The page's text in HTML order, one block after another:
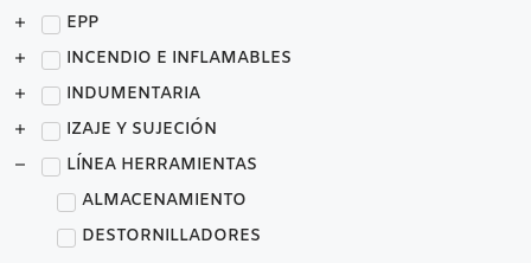
EPP
INCENDIO E INFLAMABLES
INDUMENTARIA
IZAJE Y SUJECIÓN
LÍNEA HERRAMIENTAS
ALMACENAMIENTO
DESTORNILLADORES